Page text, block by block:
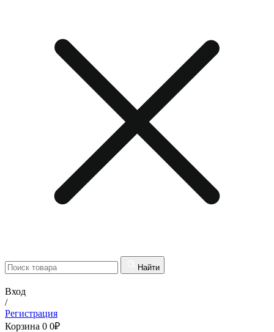
Найти
Вход
/
Регистрация
Корзина 0 0₽